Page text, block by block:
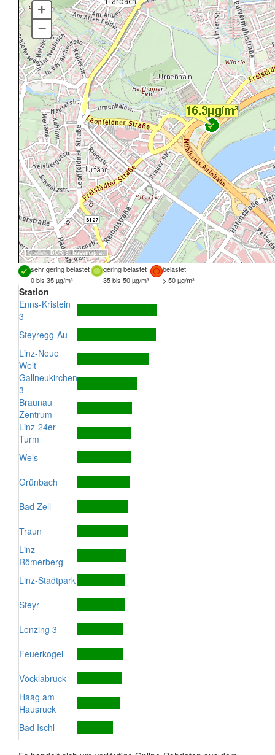
Quellen: DORIS,basemap.at
+
–
sehr gering belastet gering belastet
belastet
0 bis 35 µg/m³
35 bis 50 µg/m³ > 50 µg/m³
Station
Enns-Kristein
3
Steyregg-Au
Linz-Neue
Welt
Gallneukirchen
3
Braunau
Zentrum
Linz-24er-
Turm
Wels
Grünbach
Bad Zell
Traun
Linz-
Römerberg
Linz-Stadtpark
Steyr
Lenzing 3
Feuerkogel
Vöcklabruck
Haag am
Hausruck
Bad Ischl